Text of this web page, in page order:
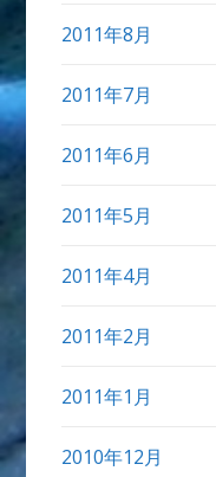
2011年8月
2011年7月
2011年6月
2011年5月
2011年4月
2011年2月
2011年1月
2010年12月